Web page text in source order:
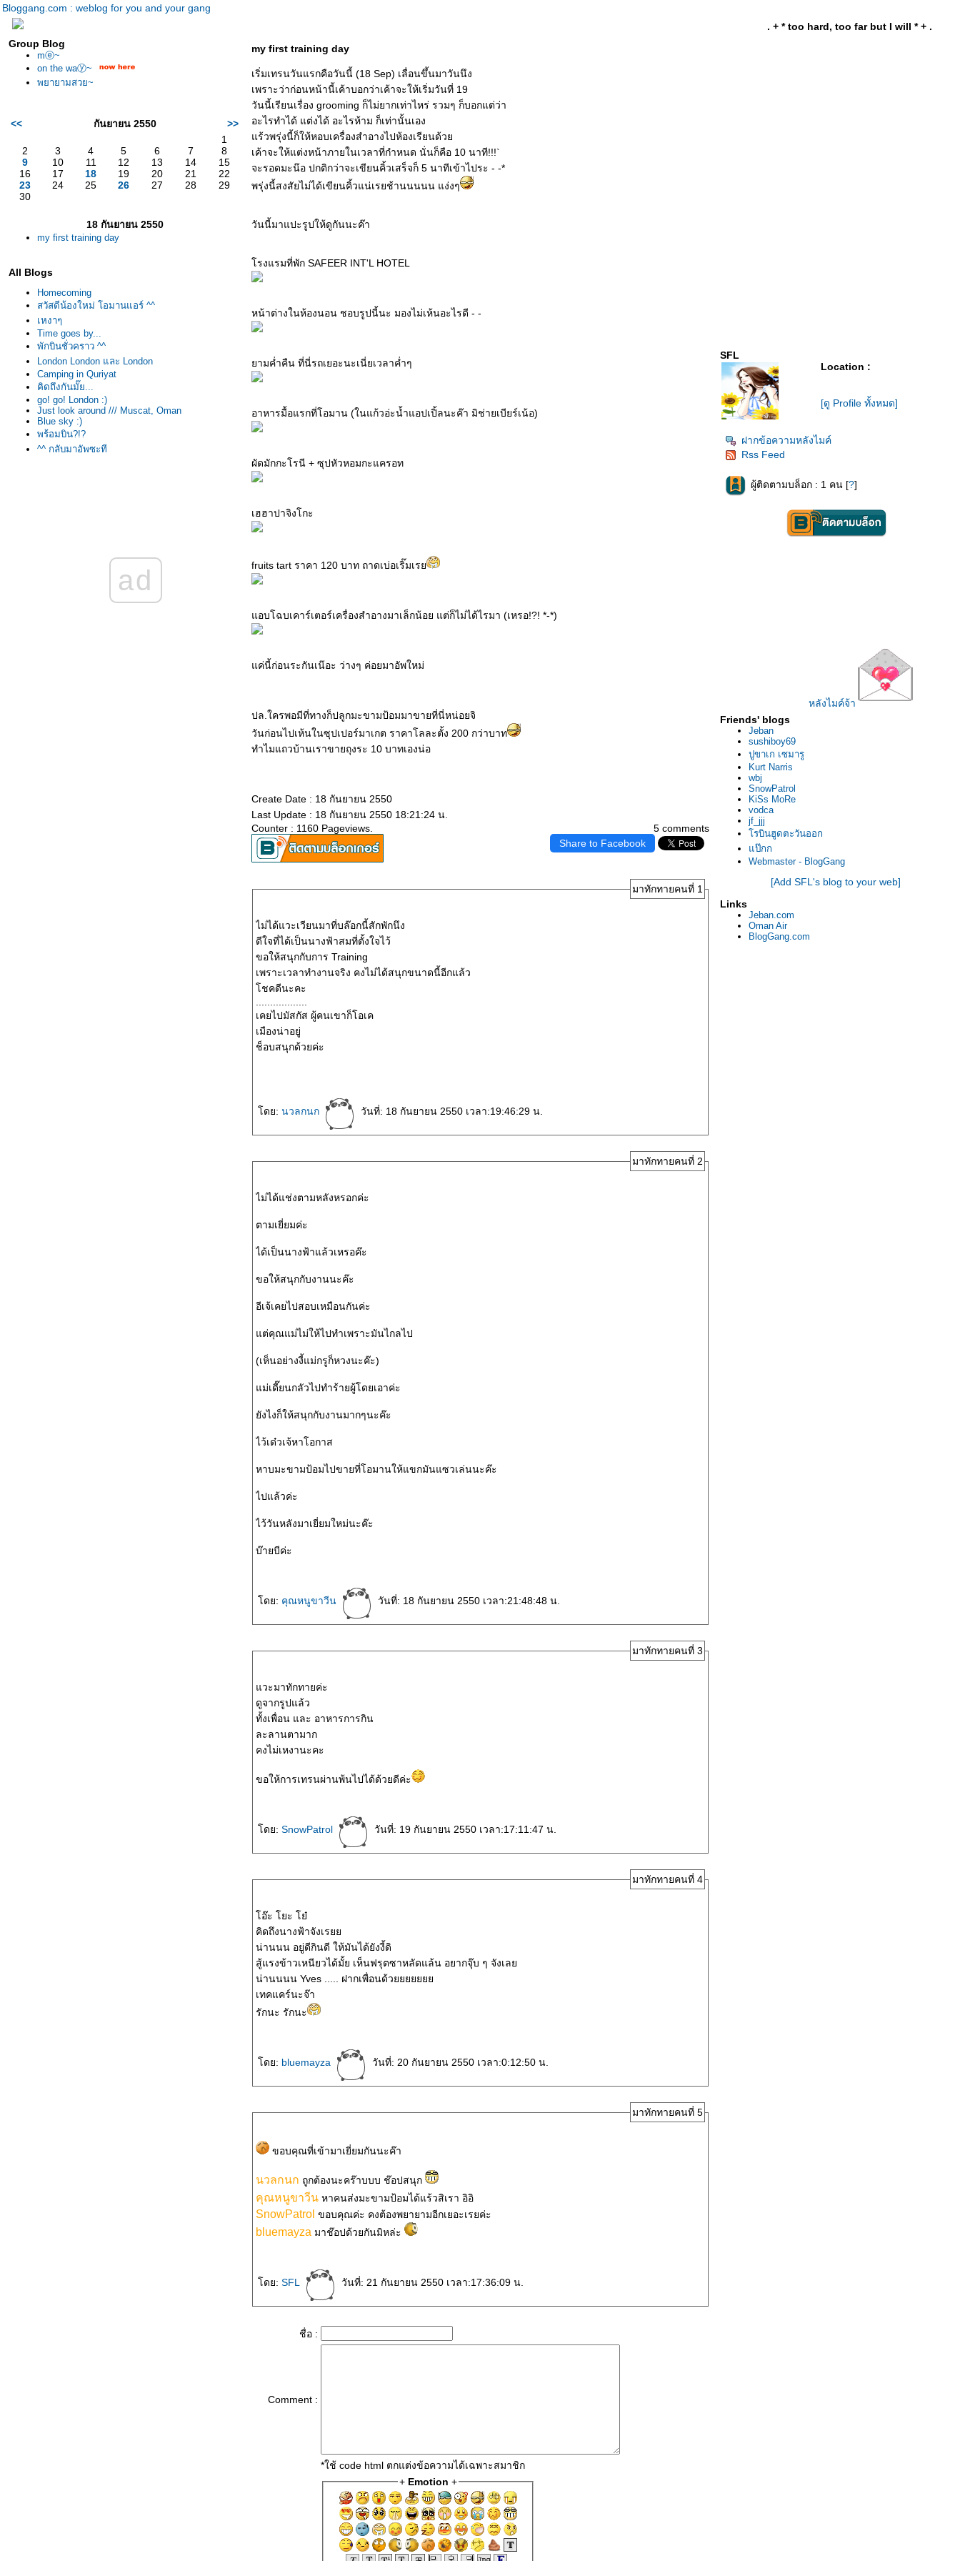
Bloggang.com : weblog for you and your gang
. + * too hard, too far but I will * + .
Group Blog
mⓔ~
on the waⓨ~
พยายามสวย~
<< กันยายน 2550
>>
1
2
3 4 5 6 7
8
9
10 11 12 13 14
15
16
17 18 19 20 21
22
23
24 25 26 27 28
29
30
18 กันยายน 2550
my first training day
All Blogs
Homecoming
สวัสดีน้องใหม่ โอมานแอร์ ^^
เหงาๆ
Time goes by...
พักบินชั่วคราว ^^
London London และ London
Camping in Quriyat
คิดถึงกันมั๊ย...
go! go! London :)
Just look around /// Muscat, Oman
Blue sky :)
พร้อมบิน?!?
^^ กลับมาอัพซะที
สวัสดีน๊าน นานนนน
ad
my first training day
เริ่มเทรนวันแรกคือวันนี้ (18 Sep) เลื่อนขึ้นมาวันนึง
เพราะว่าก่อนหน้านี้เค้าบอกว่าเค้าจะให้เริ่มวันที่ 19
วันนี้เรียนเรื่อง grooming ก็ไม่ยากเท่าไหร่ รวมๆ ก็บอกแต่ว่า
อะไรทำได้ แต่งได้ อะไรห้าม ก็เท่านั้นเอง
ร้วพรุ่งนี้ก็ให้หอบเครื่องสำอางไปห้องเรียนด้ว
เค้าจะให้แต่งหน้าภายในเวลาที่กำหนด นั่นก็คือ 10 นาที!!!`
จะรอดมะน๊อ ปกติกว่าจะเขียนคิ้วเสร็จก็ 5 นาทีเข้าไประ - -*
พรุ่งนี้สงสัยไม่ได้เขียนคิ้วแน่เรยช้านนนนน แง่งๆ
วันนี้มาแปะรูปให้ดูกันนะค๊า
รงแรมที่พัก SAFEER INT'L HOTEL
หน้าต่างในห้องนอน ชอบรูปนี้นะ มองไม่เห้นอะไรดี - -
ามค่ำคืน ที่นี่รถเยอะนะเนี่ยเวลาค่ำๆ
อาหารมื้อแรกที่โอมาน (ในแก้วอ่ะน้ำแอปเปิ้ลนะค๊า มิช่ายเบียร์เน้อ)
ผัดมักกะโรนี + ซุปหัวหอมกะแครอท
เฮฮาปาจิงโกะ
fruits tart ราคา 120 บาท ถาดเบ่อเริ๊มเร
อบโฉบเคาร์เตอร์เครื่องสำอางมาเล็กน้อย แต่ก็ไม่ได้ไรมา (เหรอ!?! *-*)
ค่นี้ก่อนระกันเน๊อะ ว่างๆ ค่อยมาอัพใหม่
ปล.ใครพอมีที่ทางก็ปลูกมะขามป้อมมาขายที่นี่หน่อยจิ
วันก่อนไปเห้นในซุปเปอร์มาเกต ราคาโลละตั้ง 200 กว่าบาท
ทำไมแถวบ้านเราขายถุงระ 10 บาทเองน่อ
Create Date : 18 กันยายน 2550
Last Update : 18 กันยายน 2550 18:21:24 น.
5 comments
Counter : 1160 Pageviews.
Share to Facebook
มาทักทายคนที่ 1
ไม่ได้แวะเวียนมาที่บล๊อกนี้สักพักนึง
ดีใจที่ได้เป็นนางฟ้าสมที่ตั้งใจไว้
ขอให้สนุกกับการ Training
เพราะเวลาทำงานจริง คงไม่ได้สนุกขนาดนี้อีกแล้ว
ชคดีนะคะ
เคยไปมัสกัส ผู้คนเขาก็โอเค
เมืองน่าอยู่
ช็อบสนุกด้วยค่ะ
ดย: นวลกนก วันที่: 18 กันยายน 2550 เวลา:19:46:29 น.
มาทักทายคนที่ 2
ไม่ได้แช่งตามหลังหรอกค่ะ
ตามเยี่ยมค่ะ
ได้เป็นนางฟ้าแล้วเหรอค๊ะ
ขอให้สนุกกับงานนะค๊ะ
อีเจ้เคยไปสอบเหมือนกันค่ะ
ต่คุณแม่ไม่ให้ไปทำเพราะมันไกลไป
(เห็นอย่างงี้แม่กรูก็หวงนะค๊ะ)
ม่เดี๊ยนกลัวไปทำร้ายผู้โดยเอาค่ะ
ังไงก็ให้สนุกกับงานมากๆนะค๊ะ
ไว้เด๋วเจ้หาโอกาส
หาบมะขามป้อมไปขายที่โอมานให้แขกมันแซวเล่นนะค๊ะ
ไปแล้วค่ะ
ไว้วันหลังมาเยี่ยมใหม่นะค๊ะ
บ๊ายบีค่ะ
ดย: คุณหนูขาวีน วันที่: 18 กันยายน 2550 เวลา:21:48:48 น.
มาทักทายคนที่ 3
วะมาทักทายค่ะ
ดูจากรูปแล้ว
ทั้งเพื่อน และ อาหารการกิน
ละลานตามาก
คงไม่เหงานะคะ
ขอให้การเทรนผ่านพ้นไปได้ด้วยดีค่ะ
ดย: SnowPatrol วันที่: 19 กันยายน 2550 เวลา:17:11:47 น.
มาทักทายคนที่ 4
อ๊ะ โยะ โย๋
คิดถึงนางฟ้าจังเร
น่านนน อยู่ดีกินดี ให้มันได้ยังงี้ดิ
สู้แรงข้าวเหนียวได้มั้ย เห็นฟรุตซาหลัดแล้น อยากจุ๊บ ๆ จังเล
น่านนนน Yves ..... ฝากเพื่อนด้ว
เทคแคร์นะจ๊า
รักนะ รักนะ
ดย: bluemayza วันที่: 20 กันยายน 2550 เวลา:0:12:50 น.
มาทักทายคนที่ 5
ขอบคุณที่เข้ามาเยี่ยมกันนะค๊า
นวลกนก ถูกต้องนะคร๊าบบบ ช๊อปสนุก
คุณหนูขาวีน หาคนส่งมะขามป้อมได้แร้วสิเรา อิอิ
SnowPatrol ขอบคุณค่ะ คงต้องพยายามอีกเยอะเรยค่ะ
bluemayza มาช๊อปด้วยกันมิหล่ะ
ดย: SFL วันที่: 21 กันยายน 2550 เวลา:17:36:09 น.
ชื่อ :
Comment :
*ใช้ code html ตกแต่งข้อความได้เฉพาะสมาชิก
+ Emotion +
SFL
Location :
[ดู Profile ทั้งหมด]
ฝากข้อความหลังไมค์
Rss Feed
ผู้ติดตามบล็อก : 1 คน [?]
หลังไมค์จ้า
Friends' blogs
Jeban
sushiboy69
ปูขาเก เซมารู
Kurt Narris
wbj
SnowPatrol
KiSs MoRe
vodca
jf_jjj
รบินฮูดตะวันออก
ป๊กก
Webmaster - BlogGang
[Add SFL's blog to your web]
Links
Jeban.com
Oman Air
BlogGang.com